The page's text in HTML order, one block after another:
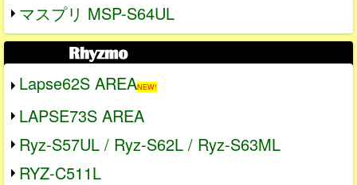
マスプリ MSP-S64UL
Lapse62S AREANEW!
LAPSE73S AREA
Ryz-S57UL / Ryz-S62L / Ryz-S63ML
RYZ-C511L